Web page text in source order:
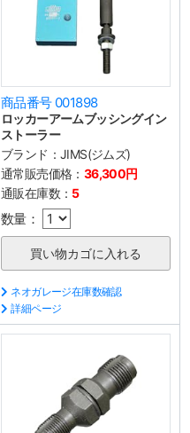
商品番号 001898
ロッカーアームブッシングイン
ストーラー
ブランド： JIMS(ジムズ)
通常販売価格： 36,300円
通販在庫数： 5
数量：
ネオガレージ在庫数確認
詳細ページ